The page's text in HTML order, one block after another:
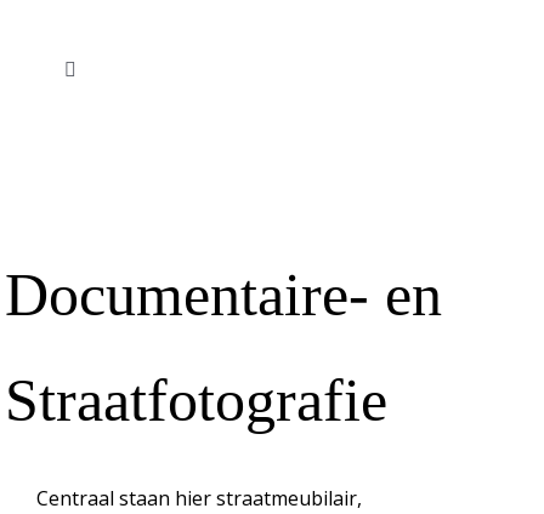
Toggle
Activiteiten programma
Tentoonstelling
Documentaire- en
Straatfotografie
Centraal staan hier straatmeubilair,